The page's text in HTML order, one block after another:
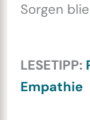
Sorgen
LESETIPP:
Empathie